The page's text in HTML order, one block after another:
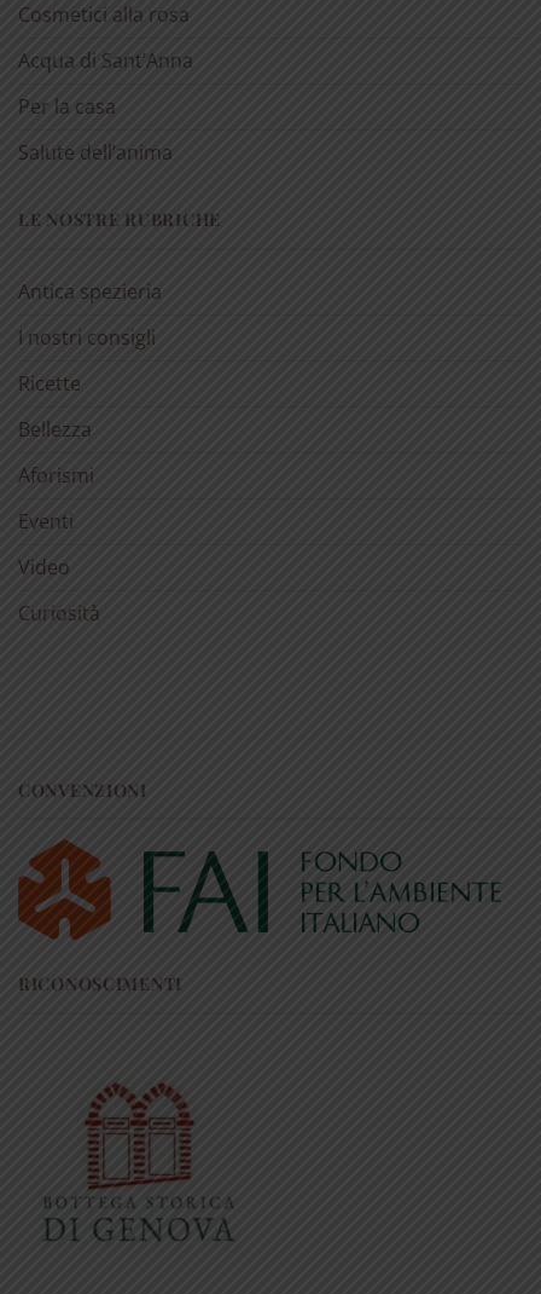
Cosmetici alla rosa
Acqua di Sant’Anna
Per la casa
Salute dell’anima
LE NOSTRE RUBRICHE
Antica spezieria
I nostri consigli
Ricette
Bellezza
Aforismi
Eventi
Video
Curiosità
CONVENZIONI
RICONOSCIMENTI